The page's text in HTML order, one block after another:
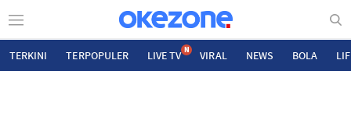
TERKINI TERPOPULER LIVE TV N VIRAL NEWS BOLA